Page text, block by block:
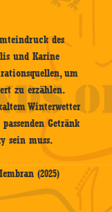
des
und Karine
um
zu erzählen.
Winterwetter
Getränk
sein muss.
(2025)